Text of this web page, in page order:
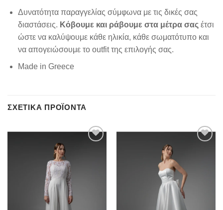
Δυνατότητα παραγγελίας σύμφωνα με τις δικές σας
διαστάσεις. Κόβουμε και ράβουμε στα μέτρα σας έτσι
ώστε να καλύψουμε κάθε ηλικία, κάθε σωματότυπο και
να απογειώσουμε το outfit της επιλογής σας.
Made in Greece
ΣΧΕΤΙΚΆ ΠΡΟΪΌΝΤΑ